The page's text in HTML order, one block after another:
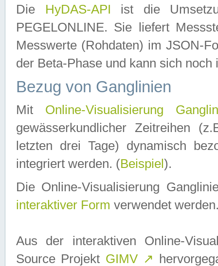
Die HyDAS-API ist die
PEGELONLINE. Sie liefert
Messwerte (Rohdaten) im JSON-
der Beta-Phase und kann sich noch
Bezug von Ganglinien
Mit Online-Visualisierung
gewässerkundlicher Zeitreihen
letzten drei Tage) dynamisch
integriert werden. (Beispiel ).
Die Online-Visualisierung
interaktiver Form verwendet
Aus der interaktiven Online-
Source Projekt GIMV ↗